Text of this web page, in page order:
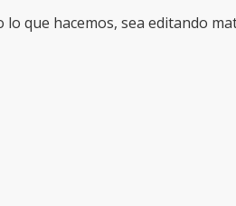
que hacemos, sea editando